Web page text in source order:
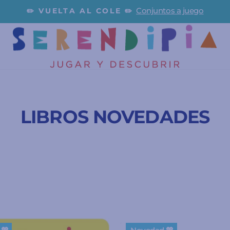
diapositivas
pausa
O HASTA EN 12 MESES por una pequeña
LIBROS NOVEDADES